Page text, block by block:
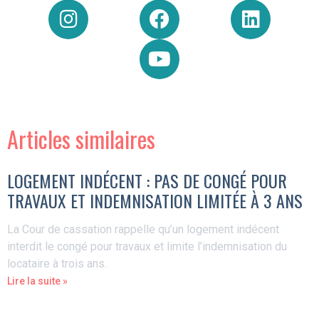
Articles similaires
LOGEMENT INDÉCENT : PAS DE CONGÉ POUR
TRAVAUX ET INDEMNISATION LIMITÉE À 3 ANS
La Cour de cassation rappelle qu’un logement indécent
interdit le congé pour travaux et limite l’indemnisation du
locataire à trois ans.
Lire la suite »